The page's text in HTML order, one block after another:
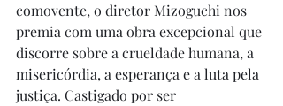
comovente, o diretor Mizoguchi nos
premia com uma obra excepcional que
discorre sobre a crueldade humana, a
misericórdia, a esperança e a luta pela
justiça. Castigado por ser